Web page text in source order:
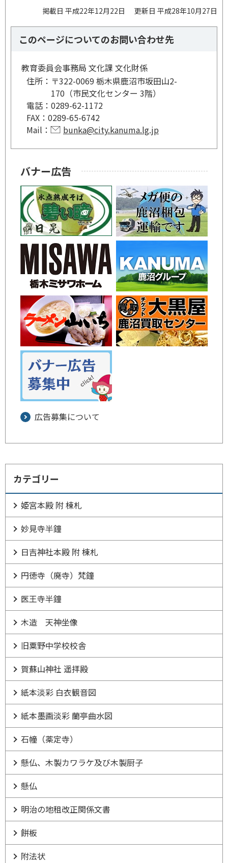
掲載日 平成22年12月22日 更新日 平成28年10月27日
このページについてのお問い合わせ先
教育委員会事務局 文化課 文化財係
住所： 〒322-0069 栃木県鹿沼市坂田山2-
170（市民文化センター 3階）
電話： 0289-62-1172
FAX： 0289-65-6742
Mail：
bunka@city.kanuma.lg.jp
バナー広告
広告募集について
カテゴリー
姫宮本殿 附 棟札
妙見寺半鐘
日吉神社本殿 附 棟札
円徳寺（廃寺）梵鐘
医王寺半鐘
木造 天神坐像
旧粟野中学校校舎
賀蘇山神社 遥拝殿
紙本淡彩 白衣観音図
紙本墨画淡彩 蘭亭曲水図
石幢（薬定寺）
懸仏、木製カワラケ及び木製厨子
懸仏
明治の地租改正関係文書
餅板
附法状